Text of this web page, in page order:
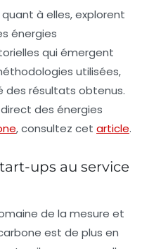
à elles, explorent
énergies
qui émergent
utilisées,
des résultats obtenus.
des énergies
, consultez cet article.
ups au service
de la mesure et
est de plus en